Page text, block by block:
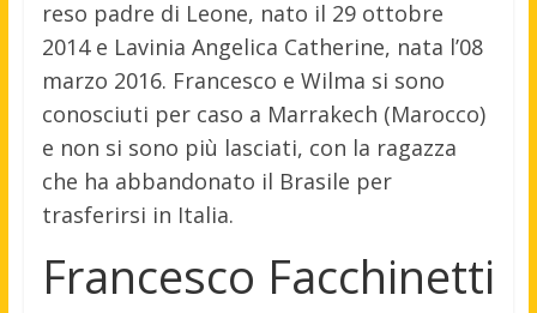
reso padre di Leone, nato il 29 ottobre
2014 e Lavinia Angelica Catherine, nata l’08
marzo 2016. Francesco e Wilma si sono
conosciuti per caso a Marrakech (Marocco)
e non si sono più lasciati, con la ragazza
che ha abbandonato il Brasile per
trasferirsi in Italia.
Francesco Facchinetti